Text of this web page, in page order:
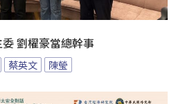
劉櫂豪當總幹事
蔡英文 陳瑩